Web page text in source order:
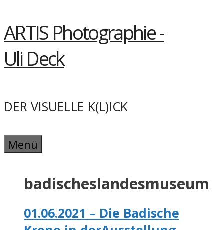
Springe
zum
Inhalt
ARTIS Photographie -
Uli Deck
DER VISUELLE K(L)ICK
Menü
badischeslandesmuseum
01.06.2021 – Die Badische